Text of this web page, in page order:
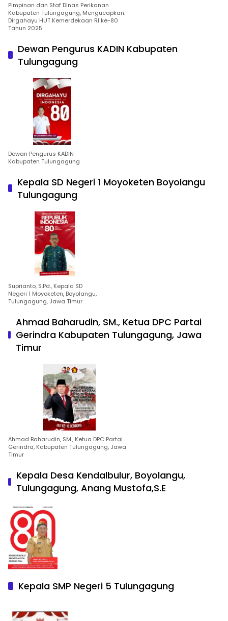
Pimpinan dan Staf Dinas Perikanan
Kabupaten Tulungagung, Mengucapkan:
Dirgahayu HUT Kemerdekaan RI ke-80
Tahun 2025
Dewan Pengurus KADIN Kabupaten
Tulungagung
Dewan Pengurus KADIN
Kabupaten Tulungagung
Kepala SD Negeri 1 Moyoketen Boyolangu
Tulungagung
Suprianto, S.Pd., Kepala SD
Negeri 1 Moyoketen, Boyolangu,
Tulungagung, Jawa Timur
Ahmad Baharudin, SM., Ketua DPC Partai
Gerindra Kabupaten Tulungagung, Jawa
Timur
Ahmad Baharudin, SM., Ketua DPC Partai
Gerindra, Kabupaten Tulungagung, Jawa
Timur
Kepala Desa Kendalbulur, Boyolangu,
Tulungagung, Anang Mustofa,S.E
Kepala SMP Negeri 5 Tulungagung